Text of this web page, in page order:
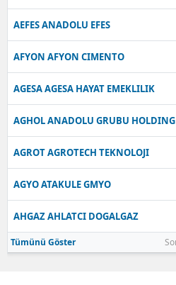
AEFES ANADOLU EFES
AFYON AFYON CIMENTO
AGESA AGESA HAYAT EMEKLILIK
AGHOL ANADOLU GRUBU HOLDING
AGROT AGROTECH TEKNOLOJI
AGYO ATAKULE GMYO
AHGAZ AHLATCI DOGALGAZ
Tümünü Göster